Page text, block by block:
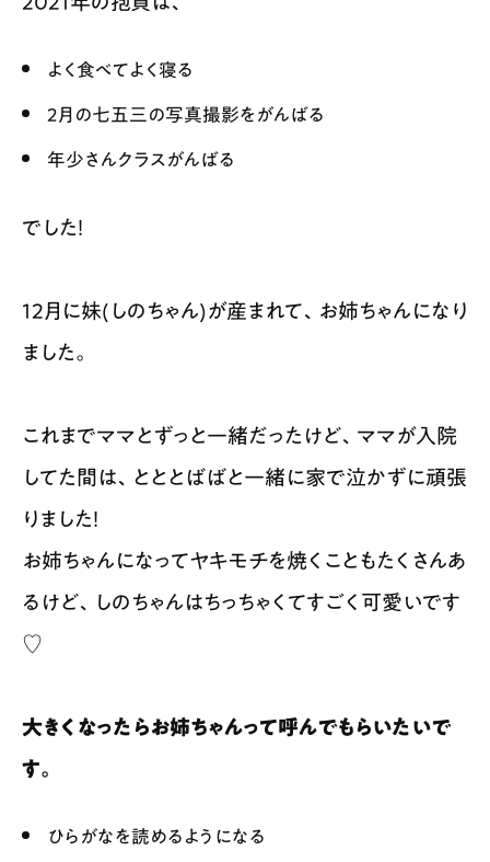
よく食べてよく寝る
2月の七五三の写真撮影をがんばる
年少さんクラスがんばる
でした！
12月に妹(しのちゃん)が産まれて、お姉ちゃんになり
ました。
これまでママとずっと一緒だったけど、ママが入院
してた間は、とととばばと一緒に家で泣かずに頑張
りました！
お姉ちゃんになってヤキモチを焼くこともたくさんあ
るけど、しのちゃんはちっちゃくてすごく可愛いです
♡
大きくなったらお姉ちゃんって呼んでもらいたいで
す。
ひらがなを読めるようになる